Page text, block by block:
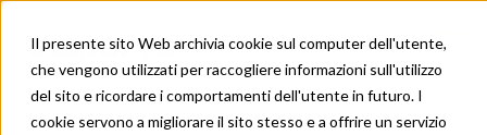
Il presente sito Web archivia cookie sul computer dell'utente,
che vengono utilizzati per raccogliere informazioni sull'utilizzo
del sito e ricordare i comportamenti dell'utente in futuro. I
cookie servono a migliorare il sito stesso e a offrire un servizio